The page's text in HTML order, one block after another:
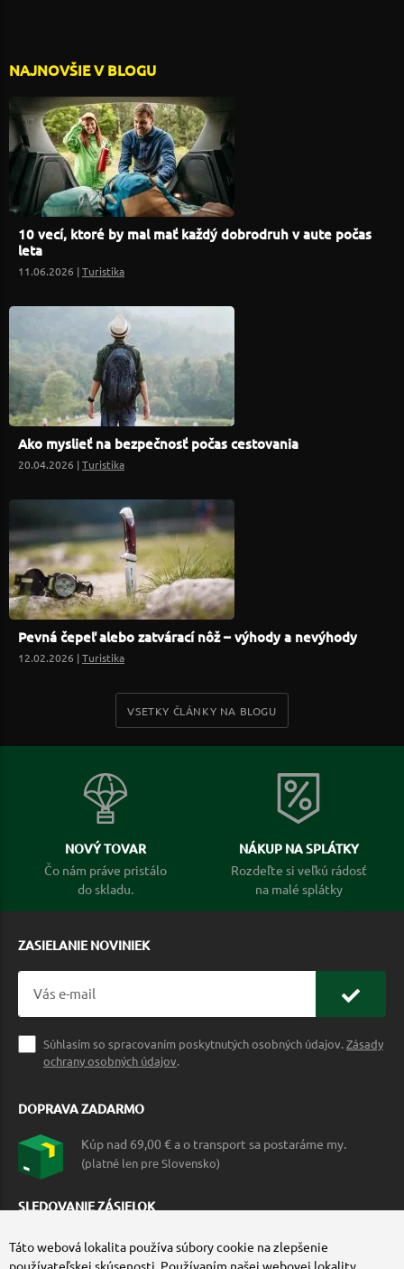
NAJNOVŠIE V BLOGU
10 vecí, ktoré by mal mať každý dobrodruh v aute počas
leta
11.06.2026 |Turistika
Ako myslieť na bezpečnosť počas cestovania
20.04.2026 |Turistika
Pevná čepeľ alebo zatvárací nôž – výhody a nevýhody
12.02.2026 |Turistika
VSETKY ČLÁNKY NA BLOGU
NOVÝ TOVAR
Čo nám práve pristálo
do skladu.
NÁKUP NA SPLÁTKY
Rozdeľte si veľkú rádosť
na malé splátky
ZASIELANIE NOVINIEK
Súhlasím so spracovaním poskytnutých osobných údajov.Zásady
ochrany osobných údajov.
DOPRAVA ZADARMO
Kúp nad 69,00 € a o transport sa postaráme my.
(platné len pre Slovensko)
SLEDOVANIE ZÁSIELOK
Táto webová lokalita používa súbory cookie na zlepšenie
používateľskej skúsenosti. Používaním našej webovej lokality